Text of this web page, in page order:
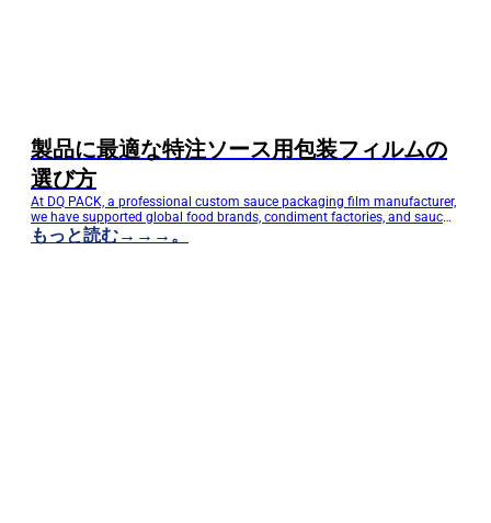
製品に最適な特注ソース用包装フィルムの
選び方
At DQ PACK, a professional custom sauce packaging film manufacturer,
we have supported global food brands, condiment factories, and sauce
sachet producers with high-performance flexible packaging solutions.
Choosing the right custom sauce packaging film is not only about
もっと読む→→→。